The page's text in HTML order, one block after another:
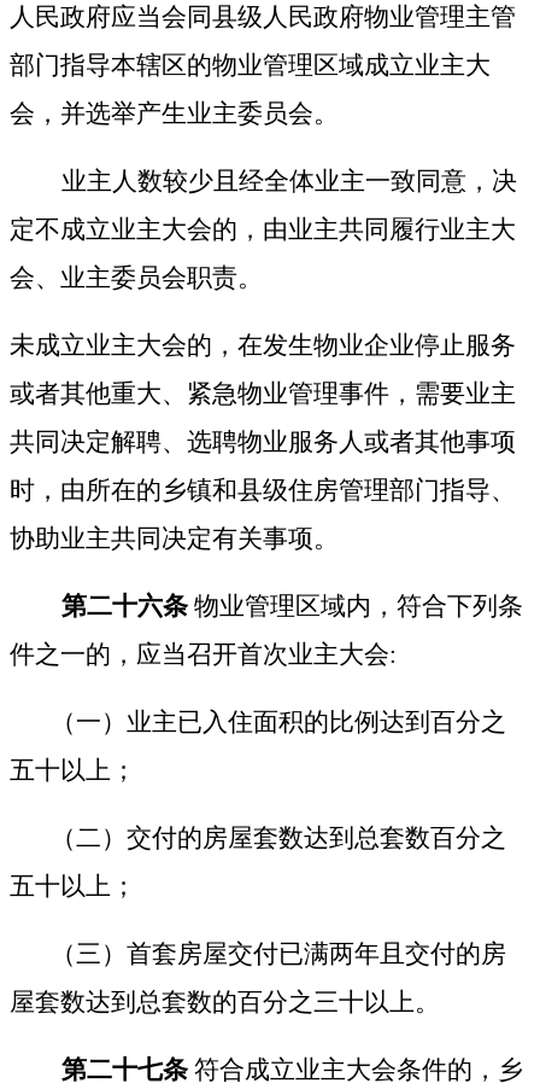
人民政府应当会同县级人民政府物业管理主管
部门指导本辖区的物业管理区域成立业主大
会，并选举产生业主委员会。
业主人数较少且经全体业主一致同意，决
定不成立业主大会的，由业主共同履行业主大
会、业主委员会职责。
未成立业主大会的，在发生物业企业停止服务
或者其他重大、紧急物业管理事件，需要业主
共同决定解聘、选聘物业服务人或者其他事项
时，由所在的乡镇和县级住房管理部门指导、
协助业主共同决定有关事项。
第二十六条 物业管理区域内，符合下列条
件之一的，应当召开首次业主大会:
（一）业主已入住面积的比例达到百分之
五十以上；
（二）交付的房屋套数达到总套数百分之
五十以上；
（三）首套房屋交付已满两年且交付的房
屋套数达到总套数的百分之三十以上。
第二十七条 符合成立业主大会条件的，乡